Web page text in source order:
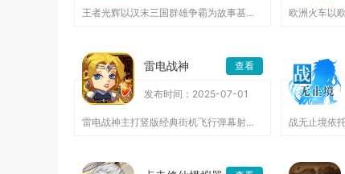
王者光辉以汉末三国群雄争霸为故事基底，融合策略对战、卡牌养成...
雷电战神 查看
发布时间：2025-07-01
雷电战神主打竖版经典街机飞行弹幕射击，复刻原版雷电空战核心玩...